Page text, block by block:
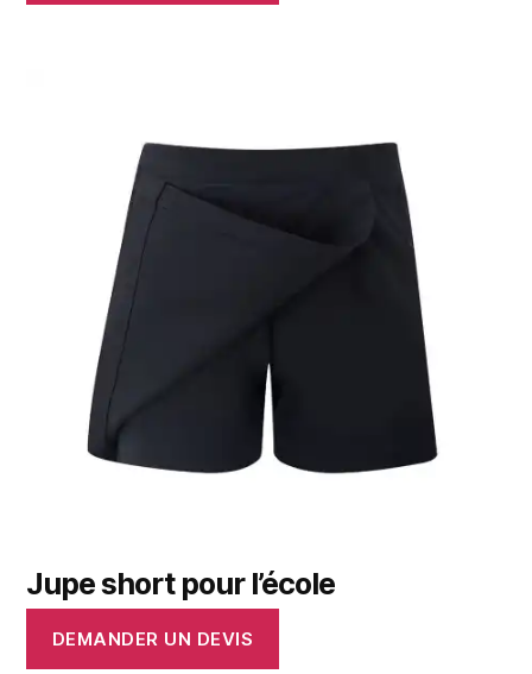
Jupe short pour l’école
DEMANDER UN DEVIS